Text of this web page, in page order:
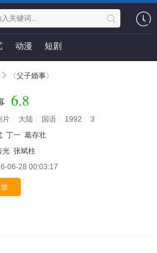
动漫 短剧
《父子婚事》
6.8
片 大陆 国语 1992
3
丁一 葛存壮
光 张斌柱
06-28 00:03:17